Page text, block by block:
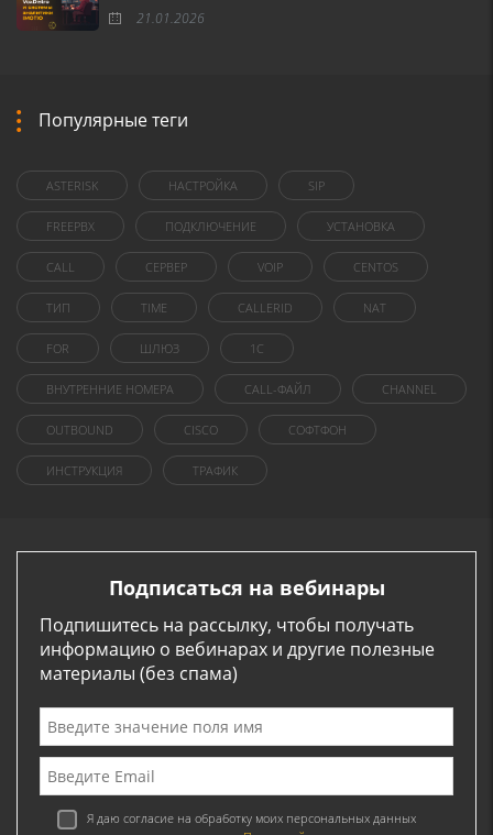
21.01.2026
Популярные теги
ASTERISK НАСТРОЙКА SIP
FREEPBX ПОДКЛЮЧЕНИЕ УСТАНОВКА
CALL СЕРВЕР VOIP CENTOS
ТИП TIME CALLERID NAT
FOR ШЛЮЗ 1C
ВНУТРЕННИЕ НОМЕРА CALL-ФАЙЛ CHANNEL
OUTBOUND CISCO СОФТФОН
ИНСТРУКЦИЯ ТРАФИК
Подписаться на вебинары
Подпишитесь на рассылку, чтобы получать
информацию о вебинарах и другие полезные
материалы (без спама)
Я даю согласие на обработку моих персональных данных